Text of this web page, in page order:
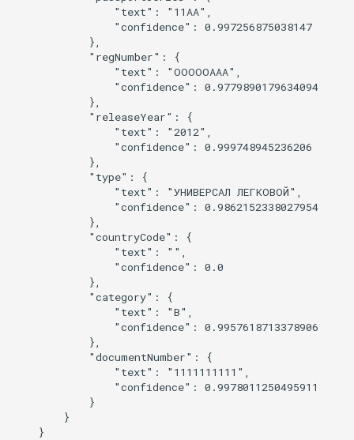
                "text": "11AA",
                "confidence": 0.997256875038147
            },
            "regNumber": {
                "text": "OOOOOAAA",
                "confidence": 0.9779890179634094
            },
            "releaseYear": {
                "text": "2012",
                "confidence": 0.999748945236206
            },
            "type": {
                "text": "УНИВЕРСАЛ ЛЕГКОВОЙ",
                "confidence": 0.9862152338027954
            },
            "countryCode": {
                "text": "",
                "confidence": 0.0
            },
            "category": {
                "text": "B",
                "confidence": 0.9957618713378906
            },
            "documentNumber": {
                "text": "1111111111",
                "confidence": 0.9978011250495911
            }
        }
    }